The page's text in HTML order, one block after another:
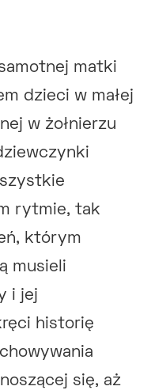
matki
dzieci w małej
w żołnierzu
rytmie, tak
którym
musieli
i jej
historię
się, aż